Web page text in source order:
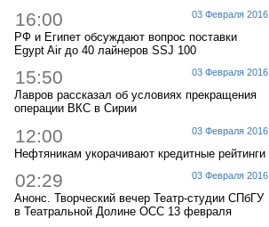
03 Февраля 2016
16:00
РФ и Египет обсуждают вопрос поставки
Egypt Air до 40 лайнеров SSJ 100
03 Февраля 2016
15:50
Лавров рассказал об условиях прекращения
операции ВКС в Сирии
03 Февраля 2016
12:00
Нефтяникам укорачивают кредитные рейтинги
03 Февраля 2016
02:29
Анонс. Творческий вечер Театр-студии СПбГУ
в Театральной Долине ОСС 13 февраля